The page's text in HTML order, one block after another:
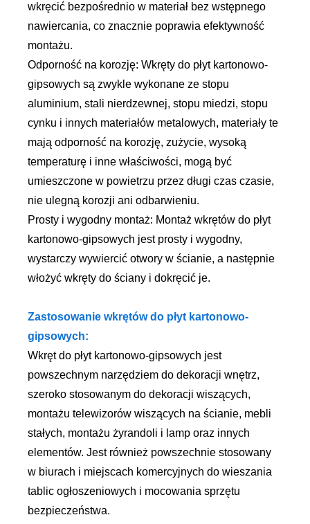
wkręcić bezpośrednio w materiał bez wstępnego
nawiercania, co znacznie poprawia efektywność
montażu.
Odporność na korozję: Wkręty do płyt kartonowo-
gipsowych są zwykle wykonane ze stopu
aluminium, stali nierdzewnej, stopu miedzi, stopu
cynku i innych materiałów metalowych, materiały te
mają odporność na korozję, zużycie, wysoką
temperaturę i inne właściwości, mogą być
umieszczone w powietrzu przez długi czas czasie,
nie ulegną korozji ani odbarwieniu.
Prosty i wygodny montaż: Montaż wkrętów do płyt
kartonowo-gipsowych jest prosty i wygodny,
wystarczy wywiercić otwory w ścianie, a następnie
włożyć wkręty do ściany i dokręcić je.
Zastosowanie wkrętów do płyt kartonowo-
gipsowych:
Wkręt do płyt kartonowo-gipsowych jest
powszechnym narzędziem do dekoracji wnętrz,
szeroko stosowanym do dekoracji wiszących,
montażu telewizorów wiszących na ścianie, mebli
stałych, montażu żyrandoli i lamp oraz innych
elementów. Jest również powszechnie stosowany
w biurach i miejscach komercyjnych do wieszania
tablic ogłoszeniowych i mocowania sprzętu
bezpieczeństwa.